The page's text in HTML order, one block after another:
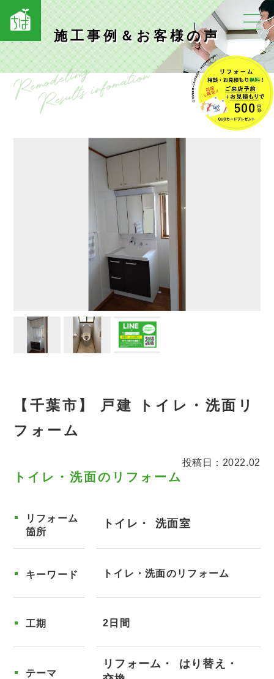
施工事例＆お客様の声
【千葉市】 戸建 トイレ・洗面リ
フォーム
投稿日：2022.02
トイレ・洗面のリフォーム
リフォーム
箇所
トイレ 洗面室
キーワード トイレ・洗面のリフォーム
工期 2日間
テーマ
リフォーム
はり替え